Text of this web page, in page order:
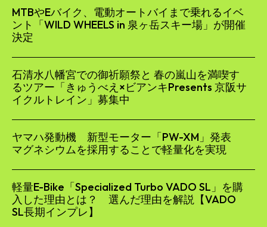
MTBやEバイク、電動オートバイまで乗れるイベ
ント「WILD WHEELS in 泉ヶ岳スキー場」が開催
決定
石清水八幡宮での御祈願祭と 春の嵐山を満喫す
るツアー「きゅうべえ×ビアンキPresents 京阪サ
イクルトレイン」募集中
ヤマハ発動機 新型モーター「PW-XM」発表
マグネシウムを採用することで軽量化を実現
軽量E-Bike「Specialized Turbo VADO SL」を購
入した理由とは？ 選んだ理由を解説【VADO
SL長期インプレ】